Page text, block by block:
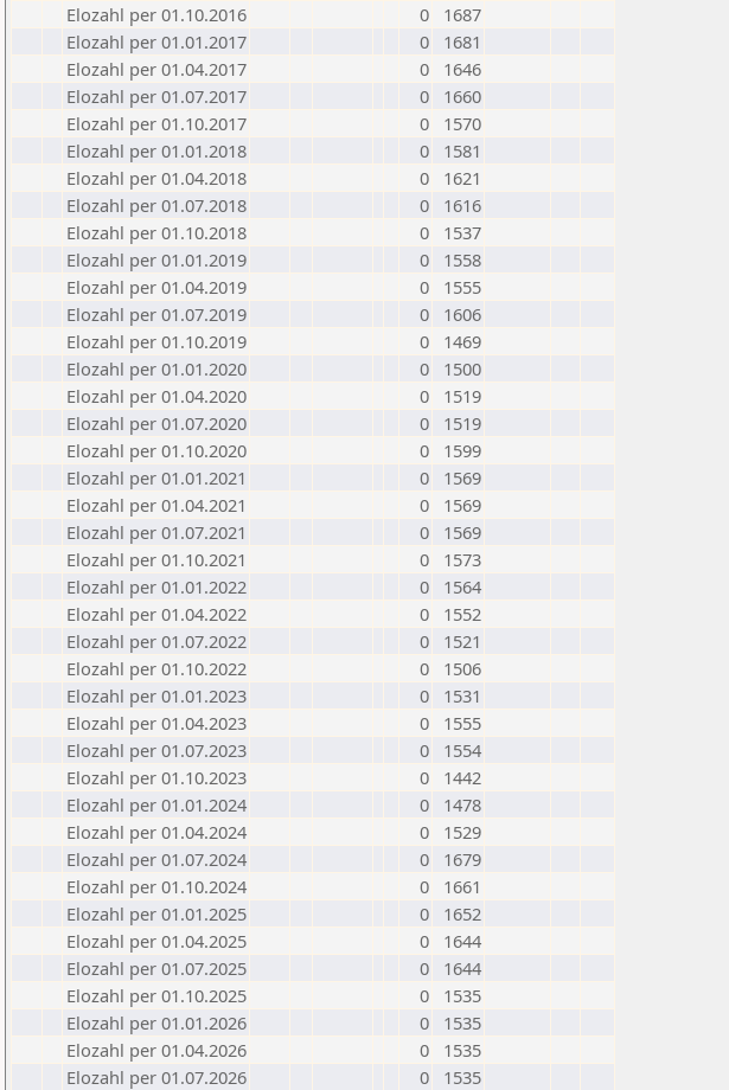
Elozahl per 01.10.2016
0
1687
Elozahl per 01.01.2017
0
1681
Elozahl per 01.04.2017
0
1646
Elozahl per 01.07.2017
0
1660
Elozahl per 01.10.2017
0
1570
Elozahl per 01.01.2018
0
1581
Elozahl per 01.04.2018
0
1621
Elozahl per 01.07.2018
0
1616
Elozahl per 01.10.2018
0
1537
Elozahl per 01.01.2019
0
1558
Elozahl per 01.04.2019
0
1555
Elozahl per 01.07.2019
0
1606
Elozahl per 01.10.2019
0
1469
Elozahl per 01.01.2020
0
1500
Elozahl per 01.04.2020
0
1519
Elozahl per 01.07.2020
0
1519
Elozahl per 01.10.2020
0
1599
Elozahl per 01.01.2021
0
1569
Elozahl per 01.04.2021
0
1569
Elozahl per 01.07.2021
0
1569
Elozahl per 01.10.2021
0
1573
Elozahl per 01.01.2022
0
1564
Elozahl per 01.04.2022
0
1552
Elozahl per 01.07.2022
0
1521
Elozahl per 01.10.2022
0
1506
Elozahl per 01.01.2023
0
1531
Elozahl per 01.04.2023
0
1555
Elozahl per 01.07.2023
0
1554
Elozahl per 01.10.2023
0
1442
Elozahl per 01.01.2024
0
1478
Elozahl per 01.04.2024
0
1529
Elozahl per 01.07.2024
0
1679
Elozahl per 01.10.2024
0
1661
Elozahl per 01.01.2025
0
1652
Elozahl per 01.04.2025
0
1644
Elozahl per 01.07.2025
0
1644
Elozahl per 01.10.2025
0
1535
Elozahl per 01.01.2026
0
1535
Elozahl per 01.04.2026
0
1535
Elozahl per 01.07.2026
0 1535